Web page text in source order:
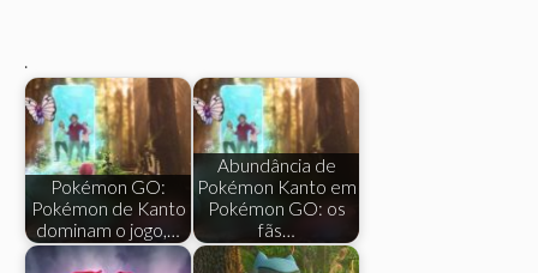
.
Pokémon GO:
Pokémon de Kanto
dominam o jogo,…
Abundância de
Pokémon Kanto em
Pokémon GO: os
fãs…